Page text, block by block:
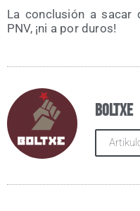
La con­clu­sión a
PNV, ¡ni a por duros!
Boltxe